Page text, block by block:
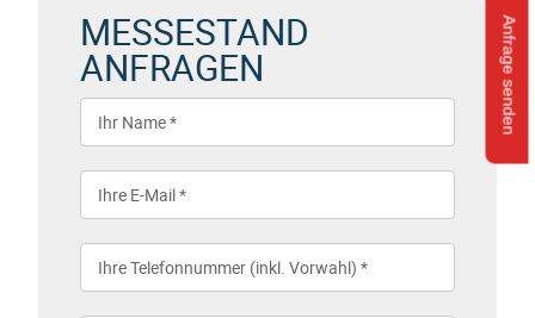
Anfrage senden
MESSESTAND
ANFRAGEN